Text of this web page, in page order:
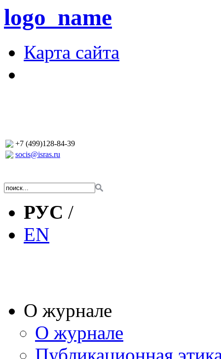
logo_name
Карта сайта
+7 (499)128-84-39
socis@isras.ru
РУС /
EN
О журнале
О журнале